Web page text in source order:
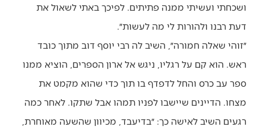
ושכחתי ועשיתי ממנה פתיתים. לפיכך באתי לשאול את
דעת רבנו ולהורות לי מה לעשות״.
״זוהי שאלה חמורה״, השיב לה רבי יוסף דוב מתוך כובד
ראש. הוא קם על רגליו, ניגש אל ארון הספרים, הוציא ממנו
ספר עב כרס והחל לדפדף בו תוך כדי שהוא מקמט את
מצחו. הדיינים שיישבו לפניו תמהו אבל שתקו. לאחר כמה
רגעים השיב לאישה כך: ״בדיעבד, מכיוון שהשעה מאוחרת,